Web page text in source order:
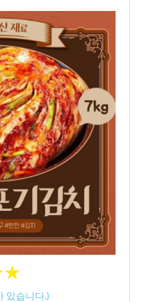
★
★
있습니다.)